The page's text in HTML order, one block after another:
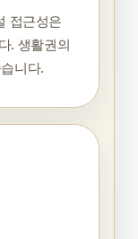
접근성은
. 생활권의
니다.